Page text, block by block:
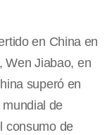
en China en
Wen Jiabao, en
superó en
de
consumo de